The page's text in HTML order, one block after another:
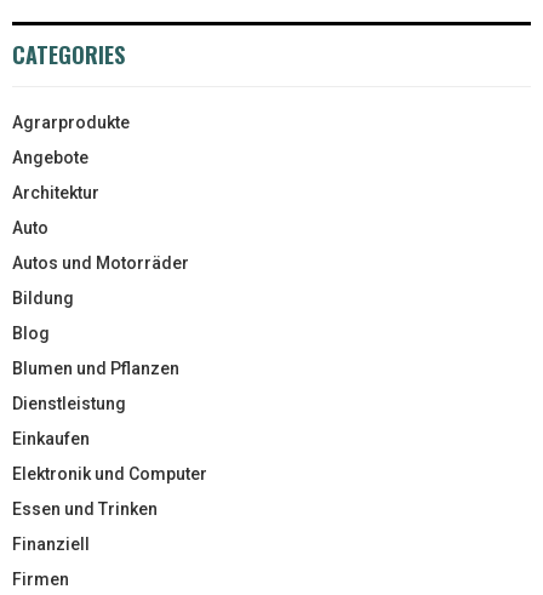
CATEGORIES
Agrarprodukte
Angebote
Architektur
Auto
Autos und Motorräder
Bildung
Blog
Blumen und Pflanzen
Dienstleistung
Einkaufen
Elektronik und Computer
Essen und Trinken
Finanziell
Firmen